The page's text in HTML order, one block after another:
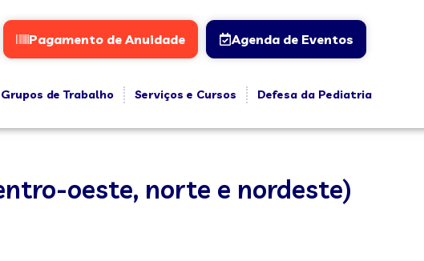
Pagamento de Anuidade Agenda de Eventos
Grupos de Trabalho Serviços e Cursos
Defesa da Pediatria
oeste, norte e nordeste)